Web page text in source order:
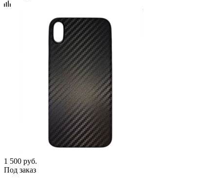
1 500 руб.
Под заказ